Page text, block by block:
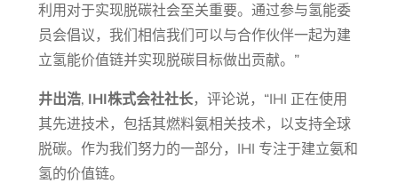
利用对于实现脱碳社会至关重要。通过参与氢能委
员会倡议，我们相信我们可以与合作伙伴一起为建
立氢能价值链并实现脱碳目标做出贡献。”
井出浩, IHI株式会社社长，评论说，“IHI 正在使用
其先进技术，包括其燃料氨相关技术，以支持全球
脱碳。作为我们努力的一部分，IHI 专注于建立氨和
氢的价值链。